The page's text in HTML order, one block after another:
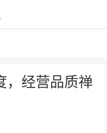
，经营品质禅